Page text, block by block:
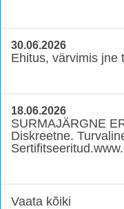
30.06.2026
Ehitus, värvimis jne
18.06.2026
SURMAJÄRGNE
Diskreetne.
Vaata kõiki